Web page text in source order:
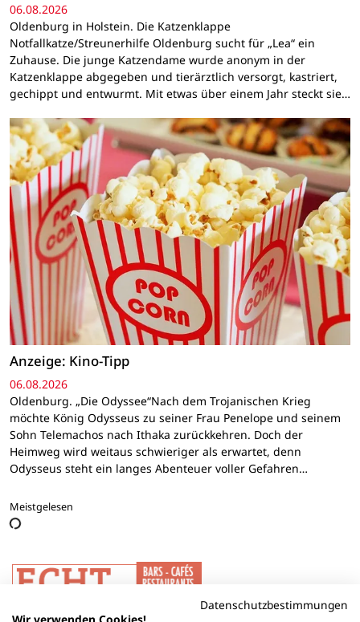
06.08.2026
Oldenburg in Holstein. Die Katzenklappe
Notfallkatze/Streunerhilfe Oldenburg sucht für „Lea“ ein
Zuhause. Die junge Katzendame wurde anonym in der
Katzenklappe abgegeben und tierärztlich versorgt, kastriert,
gechippt und entwurmt. Mit etwas über einem Jahr steckt sie…
Anzeige: Kino-Tipp
06.08.2026
Oldenburg. „Die Odyssee“Nach dem Trojanischen Krieg
möchte König Odysseus zu seiner Frau Penelope und seinem
Sohn Telemachos nach Ithaka zurückkehren. Doch der
Heimweg wird weitaus schwieriger als erwartet, denn
Odysseus steht ein langes Abenteuer voller Gefahren…
Meistgelesen
Datenschutzbestimmungen